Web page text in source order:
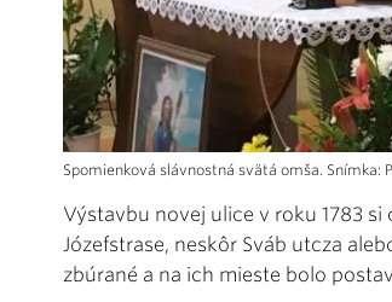
Spomienková slávnostná svätá omša. Snímka:
Výstavbu novej ulice v roku 1783
Józefstrase, neskôr Sváb utcza
zbúrané a na ich mieste bolo